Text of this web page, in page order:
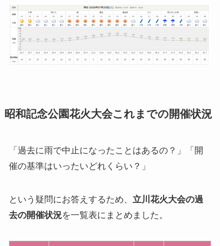
昭和記念公園花火大会これまでの開催状況
「過去に雨で中止になったことはあるの？」「開
催の基準はいったいどれくらい？」
という疑問にお答えするため、 立川花火大会の過
去の開催状況を一覧表にまとめました。